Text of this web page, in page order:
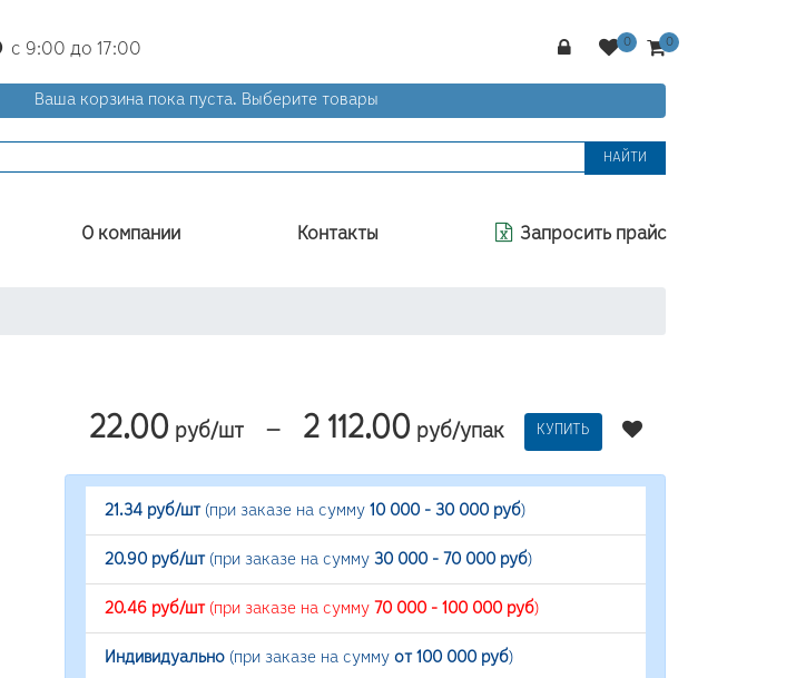
с 9:00 до 17:00
Ваша корзина пока пуста. Выберите товары
НАЙТИ
О компании Контакты Запросить прайс
22.00 руб/шт — 2 112.00 руб/упак КУПИТЬ
21.34 руб/шт(при заказе на сумму 10 000 - 30 000 руб)
20.90 руб/шт(при заказе на сумму 30 000 - 70 000 руб)
20.46 руб/шт(при заказе на сумму 70 000 - 100 000 руб)
Индивидуально (при заказе на сумму от 100 000 руб)